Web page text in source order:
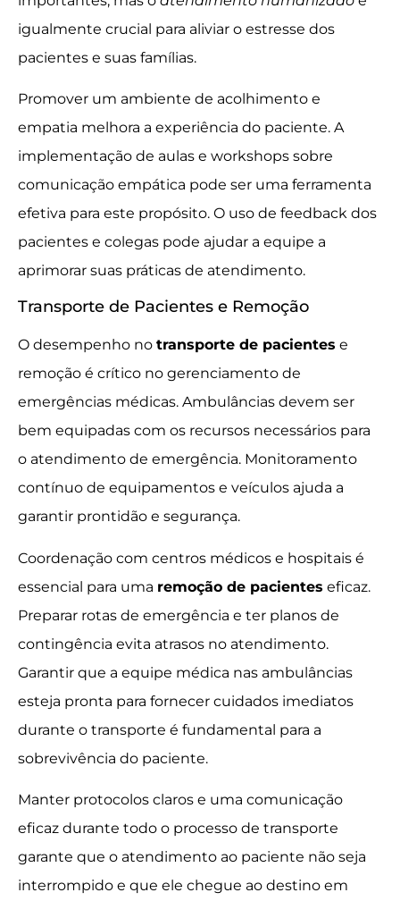
igualmente crucial para aliviar o estresse dos
pacientes e suas famílias.
Promover um ambiente de acolhimento e
empatia melhora a experiência do paciente. A
implementação de aulas e workshops sobre
comunicação empática pode ser uma ferramenta
efetiva para este propósito. O uso de feedback dos
pacientes e colegas pode ajudar a equipe a
aprimorar suas práticas de atendimento.
Transporte de Pacientes e Remoção
O desempenho no transporte de pacientes e
remoção é crítico no gerenciamento de
emergências médicas. Ambulâncias devem ser
bem equipadas com os recursos necessários para
o atendimento de emergência. Monitoramento
contínuo de equipamentos e veículos ajuda a
garantir prontidão e segurança.
Coordenação com centros médicos e hospitais é
essencial para uma remoção de pacientes eficaz.
Preparar rotas de emergência e ter planos de
contingência evita atrasos no atendimento.
Garantir que a equipe médica nas ambulâncias
esteja pronta para fornecer cuidados imediatos
durante o transporte é fundamental para a
sobrevivência do paciente.
Manter protocolos claros e uma comunicação
eficaz durante todo o processo de transporte
garante que o atendimento ao paciente não seja
interrompido e que ele chegue ao destino em